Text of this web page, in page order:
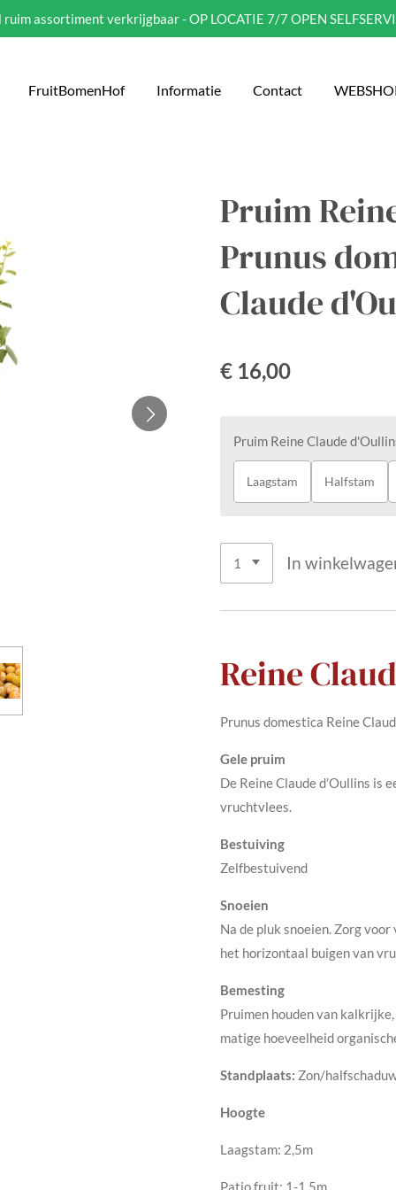
assortiment verkrijgbaar - OP LOCATIE 7/7 OPEN
FruitBomenHof Informatie Contact
Pruim
Prunus
Claude
€ 16,00
Pruim Reine Claude
Laagstam Halfstam
In
Reine
Prunus domestica Reine
Gele pruim
De Reine Claude d’Oullins is
vruchtvlees.
Bestuiving
Zelfbestuivend
Snoeien
Na de pluk snoeien. Zorg
het horizontaal buigen van
Bemesting
Pruimen houden van
matige hoeveelheid
Standplaats: Zon/
Hoogte
Laagstam: 2,5m
Patio fruit: 1-1,5m